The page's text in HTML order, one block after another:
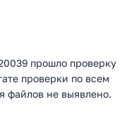
прошло проверку
проверки по всем
файлов не выявлено.